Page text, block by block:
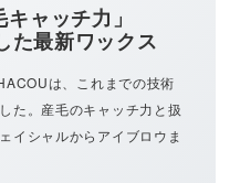
ャッチ力」
た最新ワックス
は、これまでの技術
た。産毛のキャッチ力と扱
イシャルからアイブロウま